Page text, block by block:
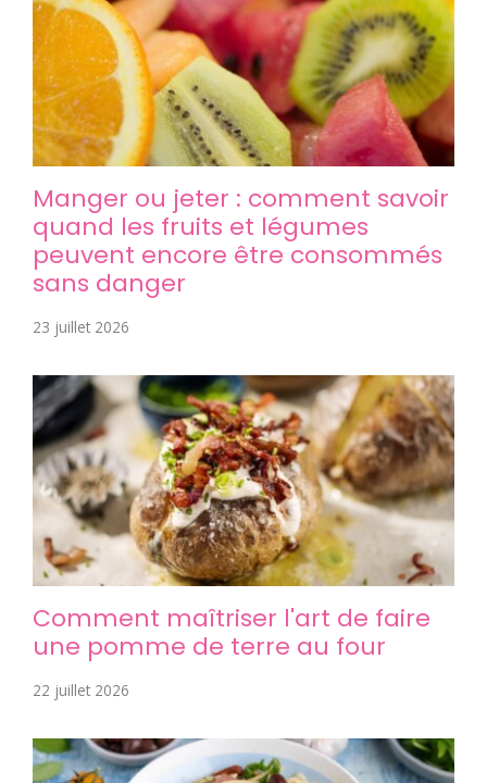
Manger ou jeter : comment savoir
quand les fruits et légumes
peuvent encore être consommés
sans danger
23 juillet 2026
Comment maîtriser l'art de faire
une pomme de terre au four
22 juillet 2026